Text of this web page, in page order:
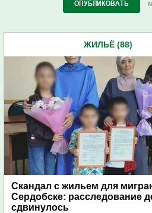
ЖИЛЬЁ (88)
Скандал с жильем для
Сердобске: расследование
сдвинулось